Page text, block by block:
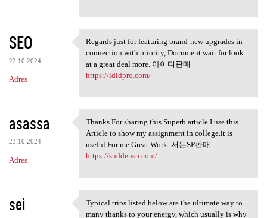
SEO
22.10.2024
Adres
Regards just for featuring
Regards just for featuring brand-new upgrades in
connection with priority, Document wait for look
at a great deal more. 아이디판매
https://ididpro.com/
asassa
23.10.2024
Adres
Thanks For sharing this
Thanks For sharing this Superb article.I use this
Article to show my assignment in college.it is
useful For me Great Work. 서든SP판매
https://suddensp.com/
sei Typical trips listed below
Typical trips listed below are the ultimate way to
many thanks to your energy, which usually is why